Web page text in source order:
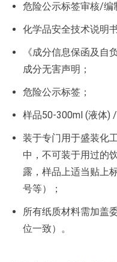
危险公示标签审核/编
化学品安全技术说明
《成分信息保函及自
成分无害声明；
危险公示标签；
样品50-300ml (液体)
装于专门用于盛装化
中，不可装于用过的
露，样品上适当贴上
号等）；
所有纸质材料需加盖
位一致）。